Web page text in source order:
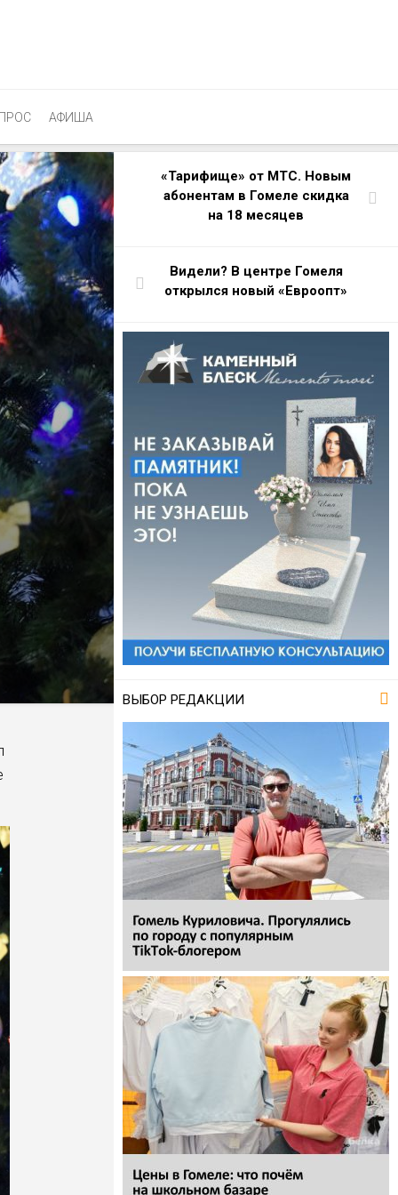
АФИША
«Тарифище» от МТС. Новым
абонентам в Гомеле скидка
на 18 месяцев
Видели? В центре Гомеля
открылся новый «Евроопт»
ВЫБОР РЕДАКЦИИ